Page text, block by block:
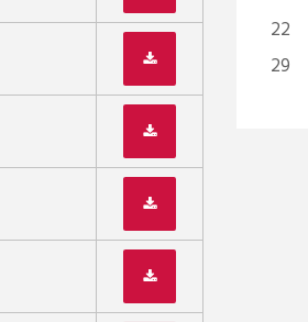
22
29